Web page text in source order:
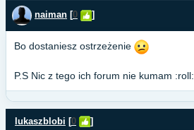
naiman [0 ]
Bo dostaniesz ostrzeżenie
P.S Nic z tego ich forum nie kumam :roll:
lukaszblobi [0 ]